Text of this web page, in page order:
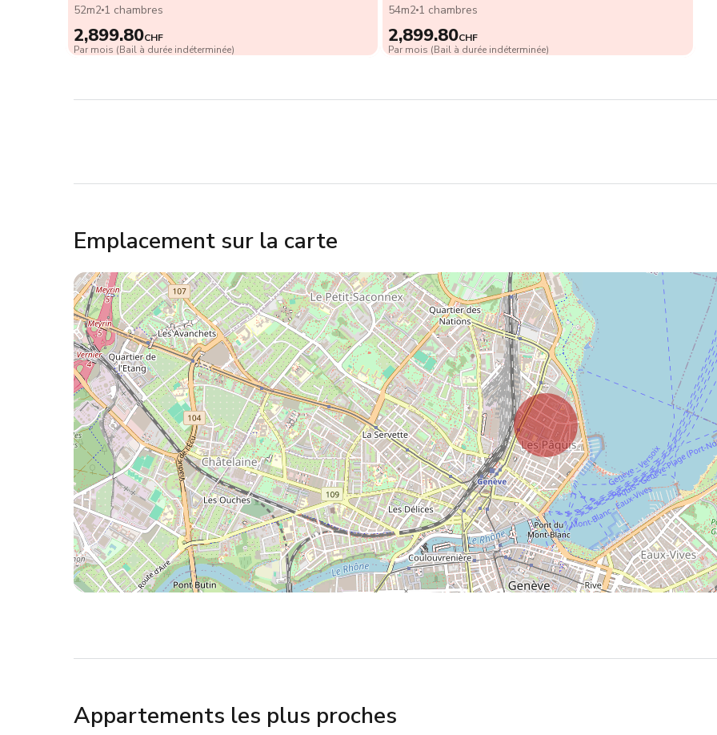
52m2 1 chambres
2,899.80CHF
Par mois (Bail à durée indéterminée)
54m21 chambres
2,899.80CHF
Par mois (Bail à durée indéterminée)
Emplacement sur la carte
Appartements les plus proches